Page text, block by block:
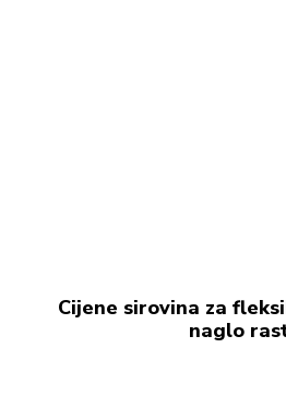
Cijene sirovina za
naglo